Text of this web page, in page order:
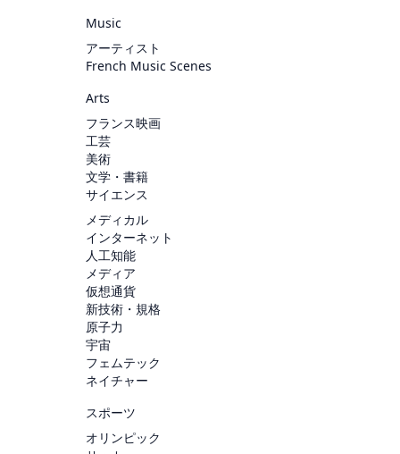
Music
アーティスト
French Music Scenes
Arts
フランス映画
工芸
美術
文学・書籍
サイエンス
メディカル
インターネット
人工知能
メディア
仮想通貨
新技術・規格
原子力
宇宙
フェムテック
ネイチャー
スポーツ
オリンピック